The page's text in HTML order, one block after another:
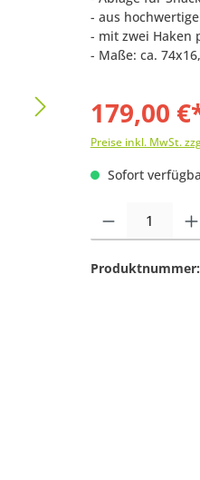
- aus
- mit zwei Haken
- Maße: ca.
179,00
Preise inkl. MwSt.
Sofort
Produkt Anzahl:
Produktnummer: